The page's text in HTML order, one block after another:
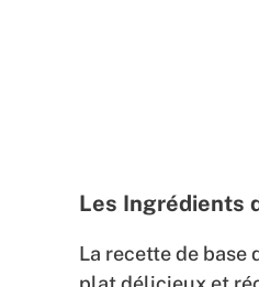
Les Ingrédients
La recette de base